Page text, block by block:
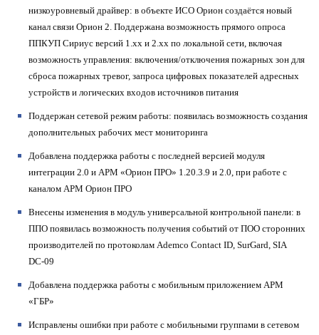
низкоуровневый драйвер: в объекте ИСО Орион создаётся новый
канал связи Орион 2. Поддержана возможность прямого опроса
ППКУП Сириус версий 1.хх и 2.хх по локальной сети, включая
возможность управления: включения/отключения пожарных зон для
сброса пожарных тревог, запроса цифровых показателей адресных
устройств и логических входов источников питания
Поддержан сетевой режим работы: появилась возможность создания
дополнительных рабочих мест мониторинга
Добавлена поддержка работы с последней версией модуля
интеграции 2.0 и АРМ «Орион ПРО» 1.20.3.9 и 2.0, при работе с
каналом АРМ Орион ПРО
Внесены изменения в модуль универсальной контрольной панели: в
ППО появилась возможность получения событий от ПОО сторонних
производителей по протоколам Ademco Contact ID, SurGard, SIA
DС-09
Добавлена поддержка работы с мобильным приложением АРМ
«ГБР»
Исправлены ошибки при работе с мобильными группами в сетевом